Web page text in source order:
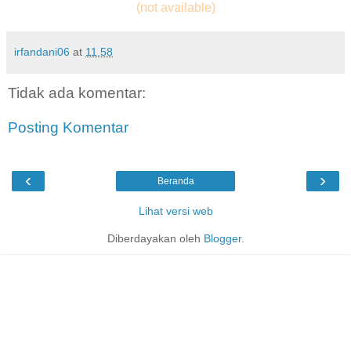
(not available)
irfandani06 at 11.58
Tidak ada komentar:
Posting Komentar
‹ ›
Beranda
Lihat versi web
Diberdayakan oleh Blogger.